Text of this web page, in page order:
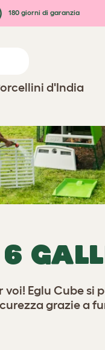
180 giorni di garanzia
d'India
Eglu Cube
grazie a